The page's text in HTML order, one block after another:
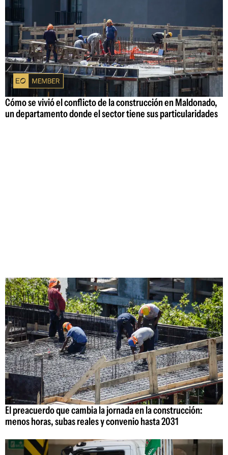
Cómo se vivió el conflicto de la construcción en Maldonado,
un departamento donde el sector tiene sus particularidades
El preacuerdo que cambia la jornada en la construcción:
menos horas, subas reales y convenio hasta 2031